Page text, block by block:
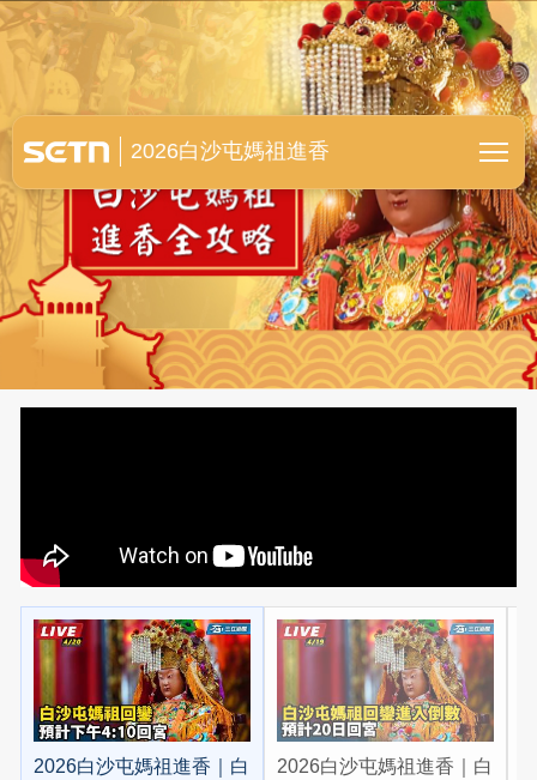
白沙屯媽祖進香全紀錄
2026白沙屯媽祖進香
2026白沙屯媽祖進香｜白
2026白沙屯媽祖進香｜白